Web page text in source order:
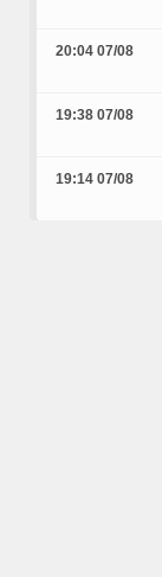
20:04 07/08
19:38 07/08
19:14 07/08